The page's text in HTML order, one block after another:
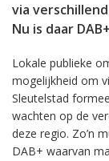
via
Nu is daar
Lokale publieke
mogelijkheid om
Sleutelstad
wachten op de
deze regio. Zo’n
DAB+ waarvan